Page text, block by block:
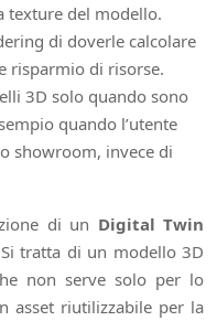
texture del modello.
di doverle calcolare
risparmio di risorse.
3D solo quando sono
quando l’utente
showroom, invece di
di un Digital Twin
tratta di un modello 3D
non serve solo per lo
asset riutilizzabile per la